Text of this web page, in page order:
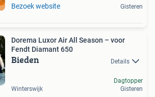
Bezoek website Gisteren
Dorema Luxor Air All Season – voor
Fendt Diamant 650
Bieden Details
Winterswijk
Dagtopper
Gisteren